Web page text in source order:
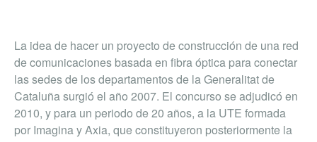
La idea de hacer un proyecto de construcción de una red
de comunicaciones basada en fibra óptica para conectar
las sedes de los departamentos de la Generalitat de
Cataluña surgió el año 2007. El concurso se adjudicó en
2010, y para un periodo de 20 años, a la UTE formada
por Imagina y Axia, que constituyeron posteriormente la